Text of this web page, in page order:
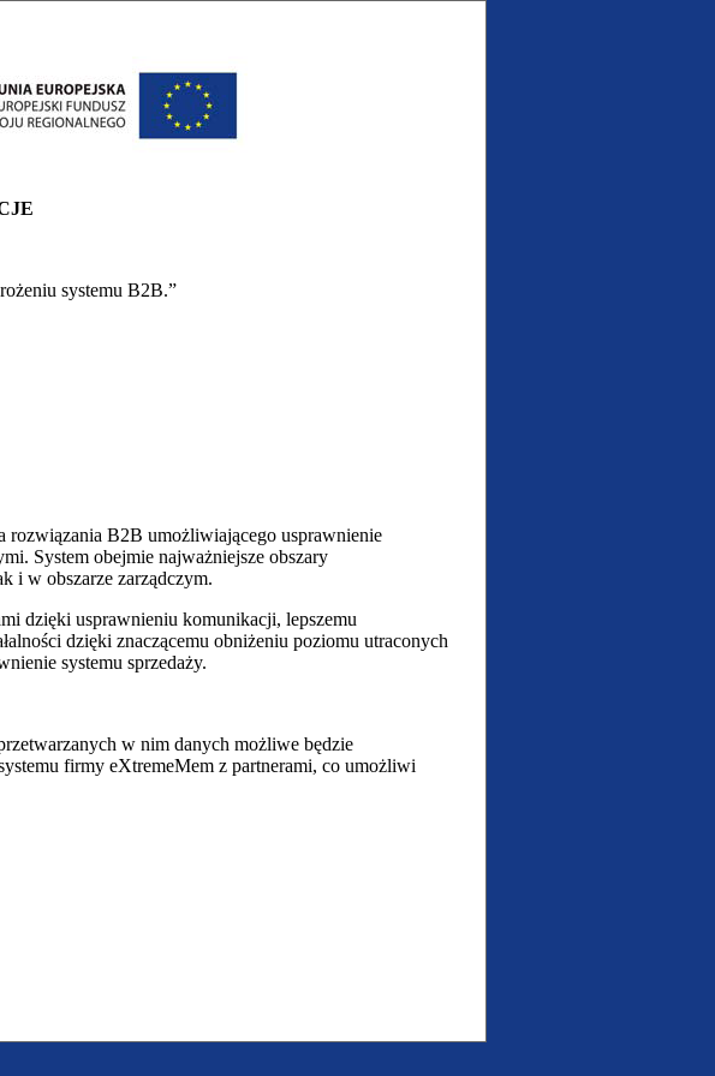
systemu B2B.”
B2B umożliwiającego usprawnienie
System obejmie najważniejsze obszary
i w obszarze zarządczym.
dzięki usprawnieniu komunikacji, lepszemu
dzięki znaczącemu obniżeniu poziomu utraconych
systemu sprzedaży.
w nim danych możliwe będzie
firmy eXtremeMem z partnerami, co umożliwi